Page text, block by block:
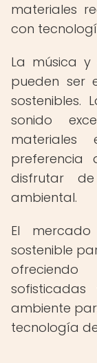
materiales
con
La música
pueden ser
sostenibles.
sonido
preferencia
disfrutar
ambiental.
El
sostenible
ambiente
tecnología